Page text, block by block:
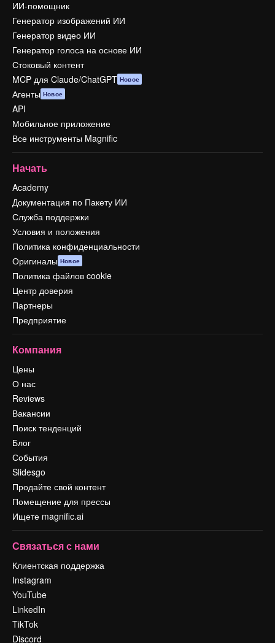
ИИ-помощник
Генератор изображений ИИ
Генератор видео ИИ
Генератор голоса на основе ИИ
Стоковый контент
MCP для Claude/ChatGPT Новое
Агенты Новое
API
Мобильное приложение
Все инструменты Magnific
Начать
Academy
Документация по Пакету ИИ
Служба поддержки
Условия и положения
Политика конфиденциальности
Оригиналы Новое
Политика файлов cookie
Центр доверия
Партнеры
Предприятие
Компания
Цены
О нас
Reviews
Вакансии
Поиск тенденций
Блог
События
Slidesgo
Продайте свой контент
Помещение для прессы
Ищете magnific.ai
Связаться с нами
Клиентская поддержка
Instagram
YouTube
LinkedIn
TikTok
Discord